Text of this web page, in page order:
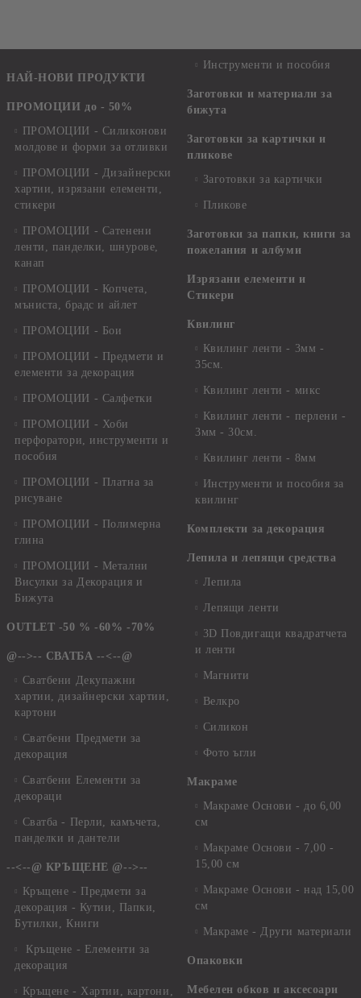
НАЙ-НОВИ ПРОДУКТИ
ПРОМОЦИИ до - 50%
ПРОМОЦИИ - Силиконови
молдове и форми за отливки
ПРОМОЦИИ - Дизайнерски
хартии, изрязани елементи,
стикери
ПРОМОЦИИ - Сатенени
ленти, панделки, шнурове,
канап
ПРОМОЦИИ - Копчета,
мъниста, брадс и айлет
ПРОМОЦИИ - Бои
ПРОМОЦИИ - Предмети и
елементи за декорация
ПРОМОЦИИ - Салфетки
ПРОМОЦИИ - Хоби
перфоратори, инструменти и
пособия
ПРОМОЦИИ - Платна за
рисуване
ПРОМОЦИИ - Полимерна
глина
ПРОМОЦИИ - Метални
Висулки за Декорация и
Бижута
OUTLET -50 % -60% -70%
@-->-- СВАТБА --<--@
Сватбени Декупажни
хартии, дизайнерски хартии,
картони
Сватбени Предмети за
декорация
Сватбени Елементи за
декораци
Сватба - Перли, камъчета,
панделки и дантели
--<--@ КРЪЩЕНЕ @-->--
Кръщене - Предмети за
декорация - Кутии, Папки,
Бутилки, Книги
Кръщене - Елементи за
декорация
Кръщене - Хартии, картони,
Инструменти и пособия
Заготовки и материали за
бижута
Заготовки за картички и
пликове
Заготовки за картички
Пликове
Заготовки за папки, книги за
пожелания и албуми
Изрязани елементи и
Стикери
Квилинг
Квилинг ленти - 3мм -
35см.
Квилинг ленти - микс
Квилинг ленти - перлени -
3мм - 30см.
Квилинг ленти - 8мм
Инструменти и пособия за
квилинг
Комплекти за декорация
Лепила и лепящи средства
Лепила
Лепящи ленти
3D Повдигащи квадратчета
и ленти
Магнити
Велкро
Силикон
Фото ъгли
Макраме
Макраме Основи - до 6,00
см
Макраме Основи - 7,00 -
15,00 см
Макраме Основи - над 15,00
см
Макраме - Други материали
Опаковки
Мебелен обков и аксесоари